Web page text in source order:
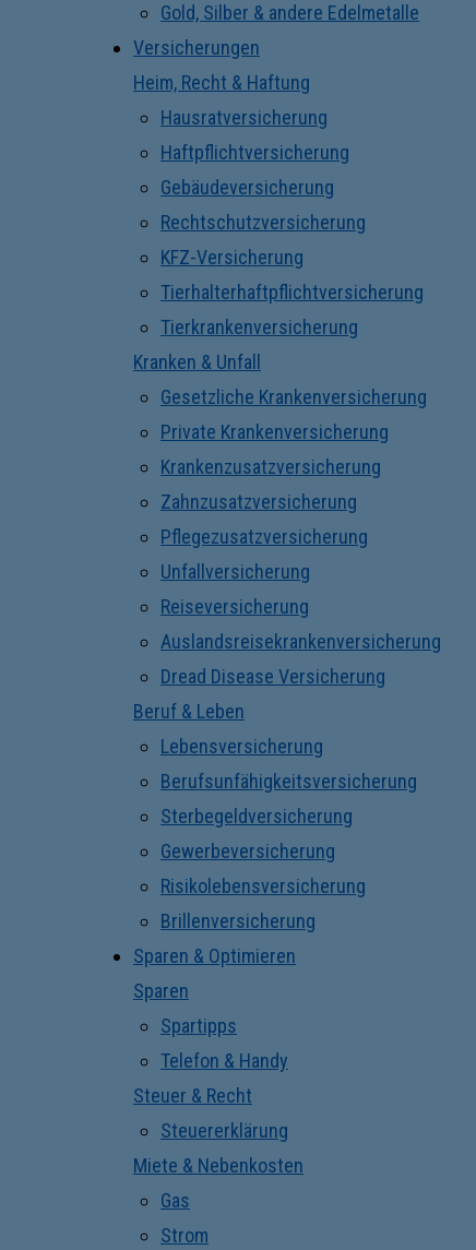
Gold, Silber & andere Edelmetalle
Versicherungen
Heim, Recht & Haftung
Hausratversicherung
Haftpflichtversicherung
Gebäudeversicherung
Rechtschutzversicherung
KFZ-Versicherung
Tierhalterhaftpflichtversicherung
Tierkrankenversicherung
Kranken & Unfall
Gesetzliche Krankenversicherung
Private Krankenversicherung
Krankenzusatzversicherung
Zahnzusatzversicherung
Pflegezusatzversicherung
Unfallversicherung
Reiseversicherung
Auslandsreisekrankenversicherung
Dread Disease Versicherung
Beruf & Leben
Lebensversicherung
Berufsunfähigkeitsversicherung
Sterbegeldversicherung
Gewerbeversicherung
Risikolebensversicherung
Brillenversicherung
Sparen & Optimieren
Sparen
Spartipps
Telefon & Handy
Steuer & Recht
Steuererklärung
Miete & Nebenkosten
Gas
Strom